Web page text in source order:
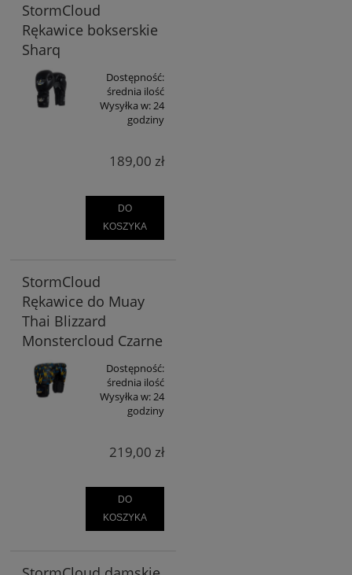
StormCloud
Rękawice bokserskie
Sharq
Dostępność:
średnia ilość
Wysyłka w:24
godziny
189,00 zł
DO
KOSZYKA
StormCloud
Rękawice do Muay
Thai Blizzard
Monstercloud Czarne
Dostępność:
średnia ilość
Wysyłka w:24
godziny
219,00 zł
DO
KOSZYKA